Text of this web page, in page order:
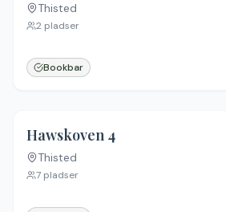
Ingen billeder
Thisted
2 pladser
Bookbar
Hawskoven 4
Thisted
7 pladser